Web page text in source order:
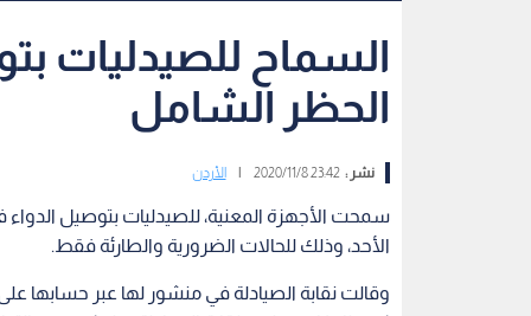
السماح للصيدليات
الحظر الشامل
نشر :23:42 2020/11/8 الأردن
سمحت الأجهزة المعنية، للصيدليات بتوصيل الدواء
الأحد، وذلك للحالات الضرورية والطارئة فقط.
وقالت نقابة الصيادلة في منشور لها عبر حسابها